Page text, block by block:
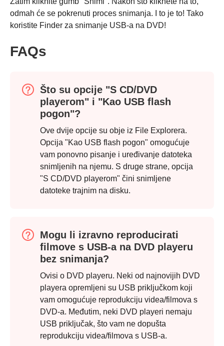
3. korak
Korak 1.
odmah će se pokrenuti proces snimanja. I to je to! Tako
koristite Finder za snimanje USB-a na DVD!
FAQs
Što su opcije "S CD/DVD
playerom" i "Kao USB flash
pogon"?
Ove dvije opcije su obje iz File Explorera.
Opcija "Kao USB flash pogon" omogućuje
vam ponovno pisanje i uređivanje datoteka
snimljenih na njemu. S druge strane, opcija
"S CD/DVD playerom" čini snimljene
datoteke trajnim na disku.
Mogu li izravno reproducirati
filmove s USB-a na DVD playeru
bez snimanja?
Ovisi o DVD playeru. Neki od najnovijih DVD
playera opremljeni su USB priključkom koji
vam omogućuje reprodukciju videa/filmova s
DVD-a. Međutim, neki DVD playeri nemaju
USB priključak, što vam ne dopušta
reprodukciju videa/filmova s USB-a.